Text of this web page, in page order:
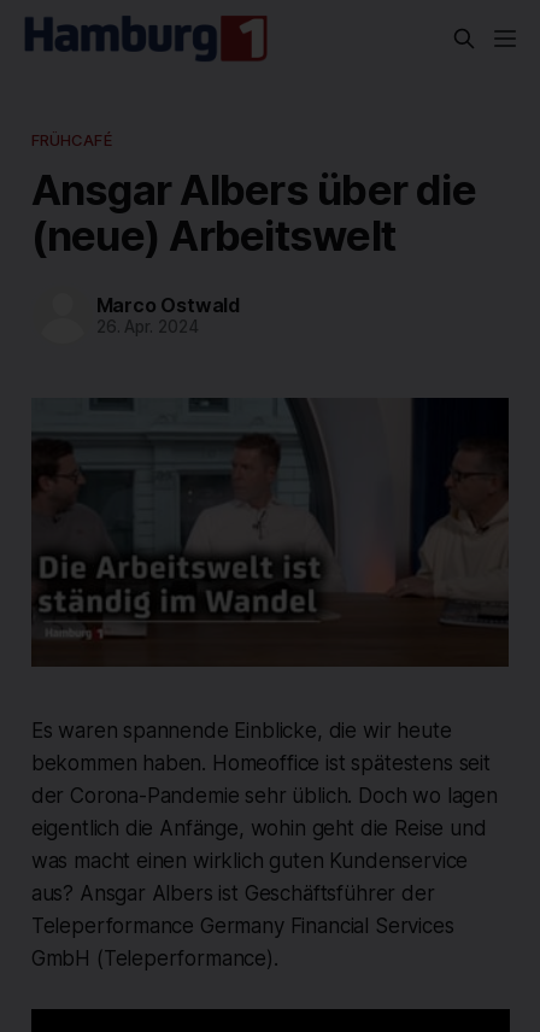
FRÜHCAFÉ
Ansgar Albers über die
(neue) Arbeitswelt
Marco Ostwald
26. Apr. 2024
Es waren spannende Einblicke, die wir heute
bekommen haben. Homeoffice ist spätestens seit
der Corona-Pandemie sehr üblich. Doch wo lagen
eigentlich die Anfänge, wohin geht die Reise und
was macht einen wirklich guten Kundenservice
aus? Ansgar Albers ist Geschäftsführer der
Teleperformance Germany Financial Services
GmbH (Teleperformance).